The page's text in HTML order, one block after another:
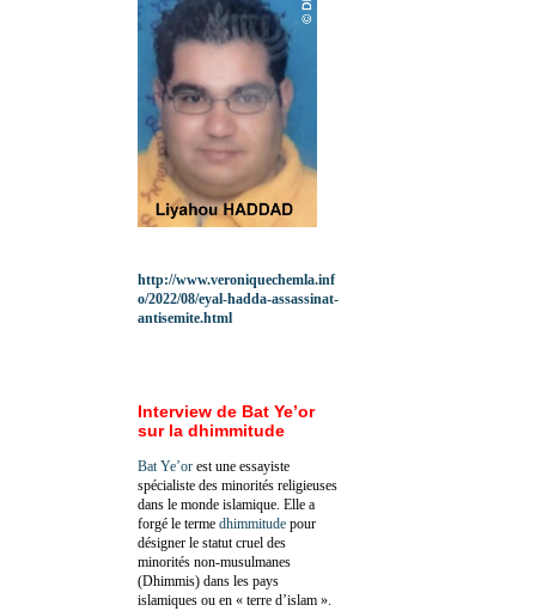
http://www.veroniquechemla.inf
o/2022/08/eyal-hadda-assassinat-
antisemite.html
Interview de Bat Ye’or
sur la dhimmitude
Bat Ye’or est une essayiste
spécialiste des minorités religieuses
dans le monde islamique. Elle a
forgé le terme dhimmitude pour
désigner le statut cruel des
minorités non-musulmanes
(Dhimmis) dans les pays
islamiques ou en « terre d’islam ».